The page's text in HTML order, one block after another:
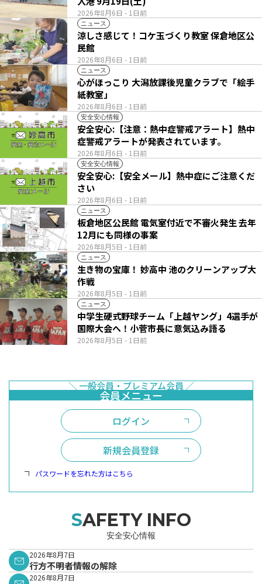
2026年8月6日 - 1日前
ニュース
2026年8月6日 - 1日前
涼しさ感じて！コケ玉づくり教室 保倉地区公
民館
ニュース
2026年8月6日 - 1日前
心がほっこり 大潟放課後児童クラブで「絵手
紙教室」
安全安心情報
2026年8月6日 - 1日前
安全安心:【注意：熱中症警戒アラート】熱中
症警戒アラートが発表されています。
安全安心情報
2026年8月6日 - 1日前
安全安心:【安全メール】熱中症にご注意くだ
さい
ニュース
2026年8月5日 - 1日前
板倉地区公民館 電気室付近で不審火発生 去年
12月にも同様の事案
ニュース
2026年8月5日 - 1日前
生き物の宝庫！ 妙高中 池のクリーンアップ大
作戦
ニュース
2026年8月5日 - 1日前
中学生硬式野球チーム「上越ヤング」4選手が
国際大会へ！小菅市長に意気込み語る
ログイン
新規会員登録
パスワードを忘れた方はこちら
SAFETY INFO
安全安心情報
2026年8月7日
行方不明者情報の解除
2026年8月7日